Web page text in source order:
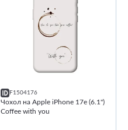
F1504176
Чохол на Apple iPhone 17e (6.1")
Coffee with you